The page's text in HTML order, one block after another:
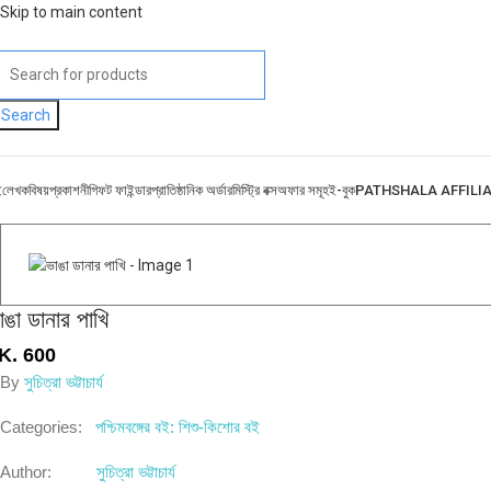
Skip to main content
Search
লেখকবিষয়প্রকাশনীগিফট ফাইন্ডারপ্রাতিষ্ঠানিক অর্ডারমিস্ট্রি বক্সঅফার সমূহই-বুকPATHSHALA
ডানার পাখি
600
By সুচিত্রা ভট্টাচার্য
Categories: পশ্চিমবঙ্গের বই: শিশু-কিশোর বই
Author: সুচিত্রা ভট্টাচার্য